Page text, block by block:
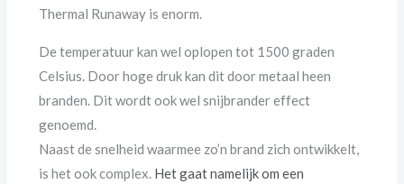
Thermal Runaway is enorm.
De temperatuur kan wel oplopen tot 1500 graden
Celsius. Door hoge druk kan dit door metaal heen
branden. Dit wordt ook wel snijbrander effect
genoemd.
Naast de snelheid waarmee zo’n brand zich ontwikkelt,
is het ook complex. Het gaat namelijk om een